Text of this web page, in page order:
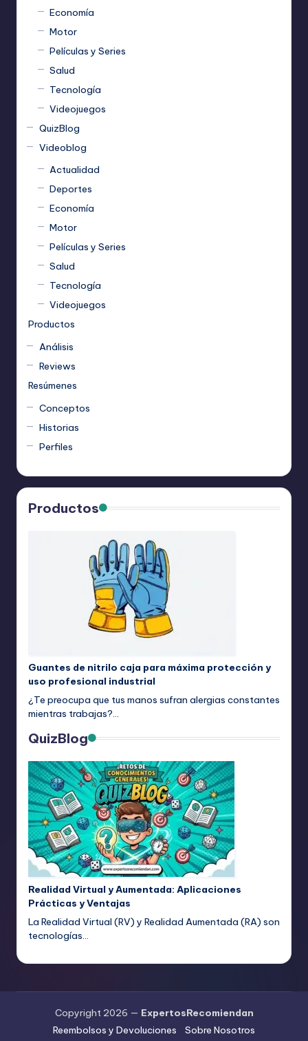
Economía
Motor
Películas y Series
Salud
Tecnología
Videojuegos
QuizBlog
Videoblog
Actualidad
Deportes
Economía
Motor
Películas y Series
Salud
Tecnología
Videojuegos
Productos
Análisis
Reviews
Resúmenes
Conceptos
Historias
Perfiles
Productos
Guantes de nitrilo caja para máxima protección y
uso profesional industrial
¿Te preocupa que tus manos sufran alergias constantes
mientras trabajas?…
QuizBlog
Realidad Virtual y Aumentada: Aplicaciones
Prácticas y Ventajas
La Realidad Virtual (RV) y Realidad Aumentada (RA) son
tecnologías…
Copyright 2026 — ExpertosRecomiendan
Reembolsos y Devoluciones
Sobre Nosotros